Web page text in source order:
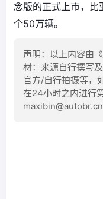
念版的正式上市，比
个50万辆。
声明：以上内容由
材：来源自行撰写
官方/自行拍摄等，
在24小时之内进行
maxibin@autobr.cn